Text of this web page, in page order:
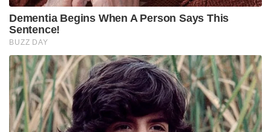
Dementia Begins When A Person Says This
Sentence!
BUZZ DAY